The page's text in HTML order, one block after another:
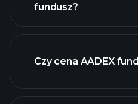
fundusz?
zaawansowanym
Czy cena AADEX